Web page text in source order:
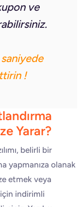
ve
!
Yarar?
belirli bir
yapmanıza olanak
etmek veya
için indirimli